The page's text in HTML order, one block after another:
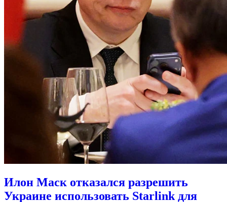
Илон Маск отказался разрешить
Украине использовать Starlink для